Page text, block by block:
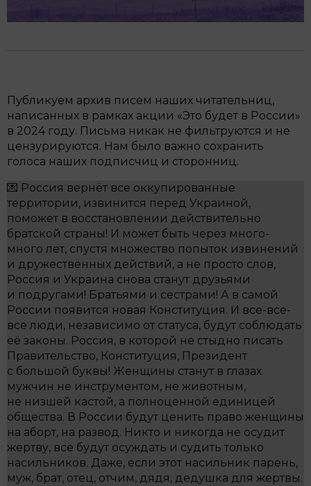
Публикуем архив писем наших читательниц,
написанных в рамках акции «Это будет в России»
в 2024 году. Письма никак не фильтруются и не
цензурируются. Нам было важно сохранить
голоса наших подписчиц и сторонниц.
💌 Россия вернёт все оккупированные
территории, извинится перед Украиной,
поможет в восстановлении действительно
братской страны! И может быть через много-
много лет, спустя множество попыток извинений
и дружественных действий, а не просто слов,
Россия и Украина снова станут друзьями
и подругами! Братьями и сестрами! А в самой
России появится новая Конституция. И все-все-
все люди, независимо от статуса, будут соблюдать
её законы. Россия, в которой не стыдно писать
Правительство, Конституция, Президент
с большой буквы! Женщины станут в глазах
мужчин не инструментом, не животным,
не низшей кастой, а полноценной единицей
общества. В России будут ценить право женщины
на аборт, на развод. Никто и никогда не осудит
жертву, все будут осуждать и судить только
насильников. Даже, если этот насильник парень,
муж, брат, отец, отчим, дядя, дедушка для жертвы.